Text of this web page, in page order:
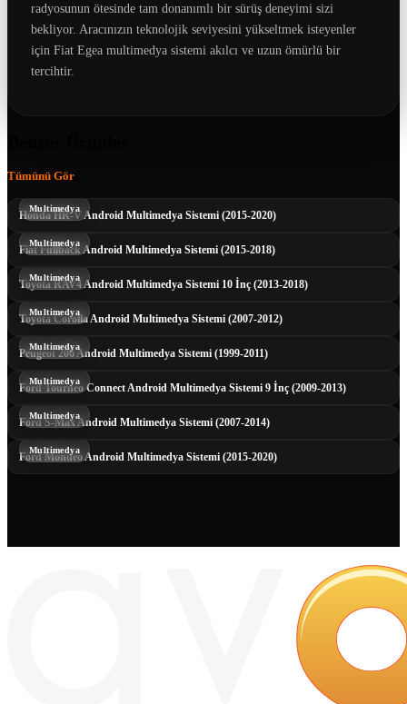
radyosunun ötesinde tam donanımlı bir sürüş deneyimi sizi
bekliyor. Aracınızın teknolojik seviyesini yükseltmek isteyenler
için Fiat Egea multimedya sistemi akılcı ve uzun ömürlü bir
tercihtir.
Tümünü Gör
Honda HR-V Android Multimedya Sistemi (2015-2020)
Multimedya
Fiat Fullback Android Multimedya Sistemi (2015-2018)
Multimedya
Toyota RAV4 Android Multimedya Sistemi 10 İnç (2013-2018)
Multimedya
Toyota Corolla Android Multimedya Sistemi (2007-2012)
Multimedya
Peugeot 206 Android Multimedya Sistemi (1999-2011)
Multimedya
Ford Tourneo Connect Android Multimedya Sistemi 9 İnç (2009-2013)
Multimedya
Ford S-Max Android Multimedya Sistemi (2007-2014)
Multimedya
Ford Mondeo Android Multimedya Sistemi (2015-2020)
Multimedya